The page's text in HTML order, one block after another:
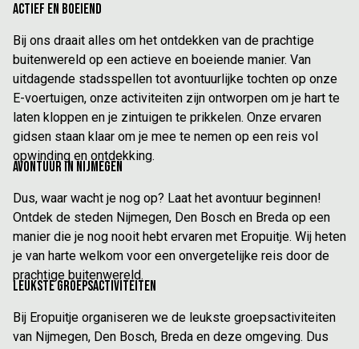
Actief en Boeiend
Bij ons draait alles om het ontdekken van de prachtige
buitenwereld op een actieve en boeiende manier. Van
uitdagende stadsspellen tot avontuurlijke tochten op onze
E-voertuigen, onze activiteiten zijn ontworpen om je hart te
laten kloppen en je zintuigen te prikkelen. Onze ervaren
gidsen staan klaar om je mee te nemen op een reis vol
opwinding en ontdekking.
Avontuur in Nijmegen
Dus, waar wacht je nog op? Laat het avontuur beginnen!
Ontdek de steden Nijmegen, Den Bosch en Breda op een
manier die je nog nooit hebt ervaren met Eropuitje. Wij heten
je van harte welkom voor een onvergetelijke reis door de
prachtige buitenwereld.
Leukste Groepsactiviteiten
Bij Eropuitje organiseren we de leukste groepsactiviteiten
van Nijmegen, Den Bosch, Breda en deze omgeving. Dus